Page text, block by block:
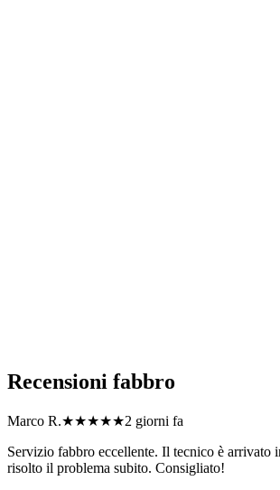
Recensioni fabbro
Marco R.★★★★★2 giorni fa
Servizio fabbro eccellente. Il tecnico è arrivato
risolto il problema subito. Consigliato!